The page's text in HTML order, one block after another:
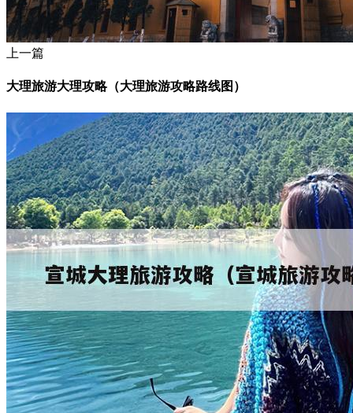
上一篇
大理旅游大理攻略（大理旅游攻略路线图）